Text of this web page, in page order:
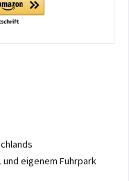
und eigenem Fuhrpark